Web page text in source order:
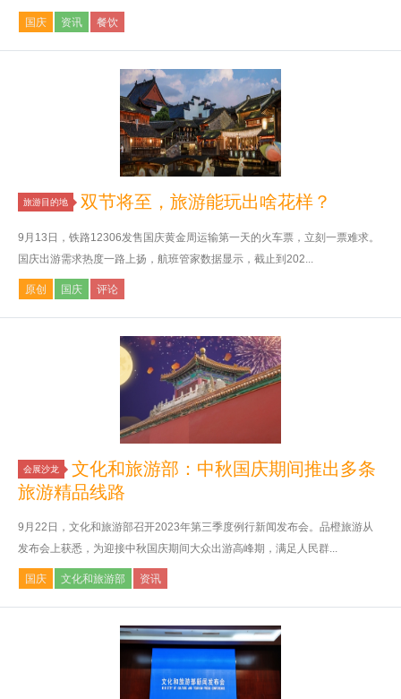
国庆 资讯 餐饮
旅游目的地 双节将至，旅游能玩出啥花样？
9月13日，铁路12306发售国庆黄金周运输第一天的火车票，立刻一票难求。
国庆出游需求热度一路上扬，航班管家数据显示，截止到202...
原创 国庆 评论
会展沙龙
文化和旅游部：中秋国庆期间推出多条
旅游精品线路
9月22日，文化和旅游部召开2023年第三季度例行新闻发布会。品橙旅游从
发布会上获悉，为迎接中秋国庆期间大众出游高峰期，满足人民群...
国庆 文化和旅游部 资讯